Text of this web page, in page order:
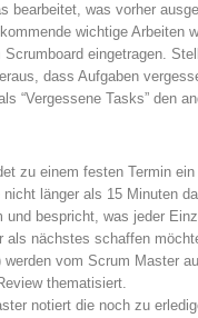
bearbeitet, was vorher
wichtige Arbeiten
Scrumboard eingetragen.
dass Aufgaben
“Vergessene Tasks” den
zu einem festen Termin
länger als 15 Minuten
und bespricht, was jeder
als nächstes schaffen
werden vom Scrum Master
thematisiert.
notiert die noch zu